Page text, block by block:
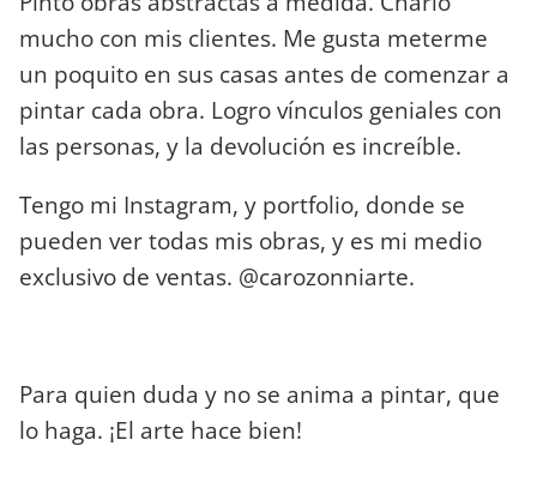
mucho con mis clientes. Me gusta meterme
un poquito en sus casas antes de comenzar a
pintar cada obra. Logro vínculos geniales con
las personas, y la devolución es increíble.
Tengo mi Instagram, y portfolio, donde se
pueden ver todas mis obras, y es mi medio
exclusivo de ventas. @carozonniarte.
Para quien duda y no se anima a pintar, que
lo haga. ¡El arte hace bien!